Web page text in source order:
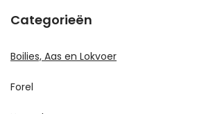
Categorieën
Boilies, Aas en Lokvoer
Forel